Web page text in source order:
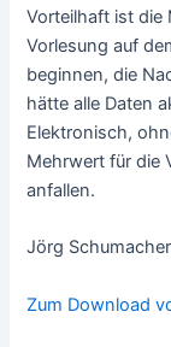
Vorteilhaft ist die
Vorlesung auf
beginnen, die
hätte alle Daten
Elektronisch,
Mehrwert für die
anfallen.
Jörg Schumacher
Zum Download